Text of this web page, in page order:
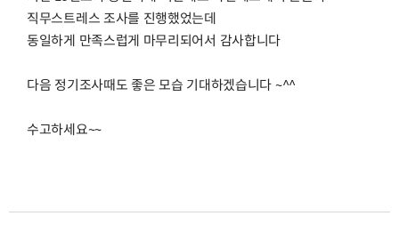
직무스트레스 조사를 진행했었는데
동일하게 만족스럽게 마무리되어서 감사합니다
다음 정기조사때도 좋은 모습 기대하겠습니다 ~^^
수고하세요~~